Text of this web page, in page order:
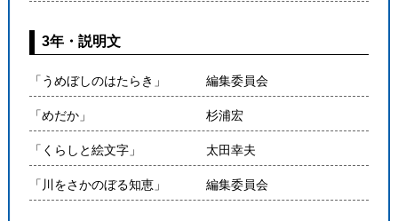
3年・説明文
「うめぼしのはたらき」 編集委員会
「めだか」 杉浦宏
「くらしと絵文字」 太田幸夫
「川をさかのぼる知恵」 編集委員会